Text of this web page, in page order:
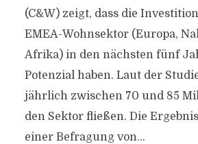
(C&W) zeigt, dass die
EMEA-Wohnsektor (Europa,
Afrika) in den nächsten fünf
Potenzial haben. Laut der
jährlich zwischen 70 und 85
den Sektor fließen. Die
einer Befragung von...